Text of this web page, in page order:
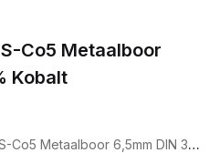
Co5 Metaalboor
Kobalt
6,5mm DIN 338 – 5% Kobalt